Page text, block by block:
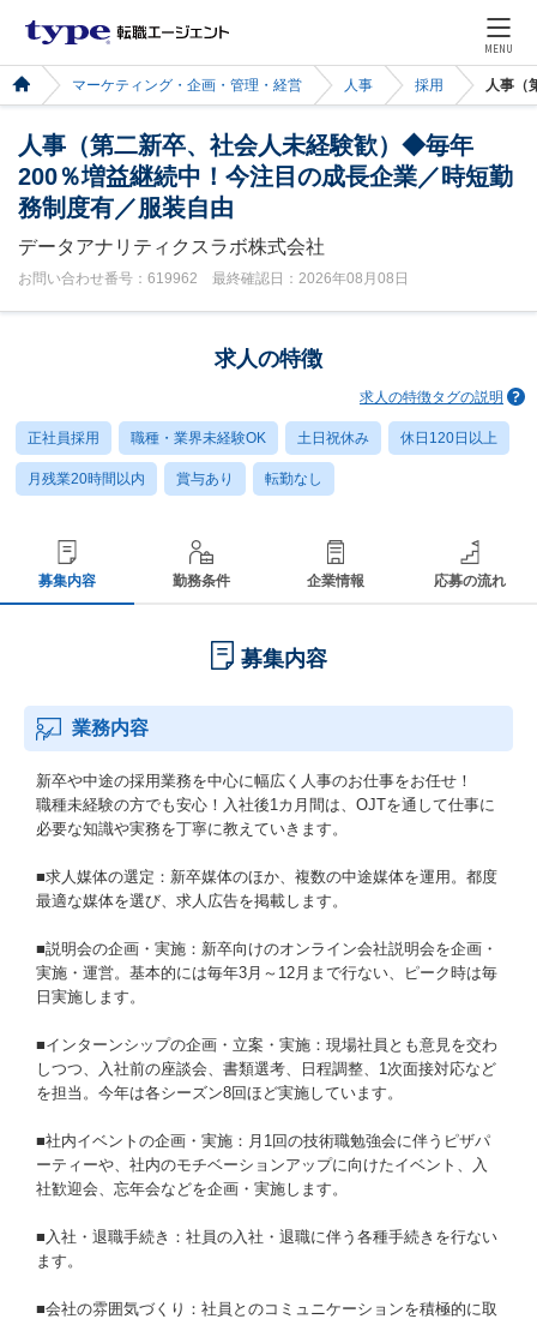
MENU
マーケティング・企画・管理・経営 人事 採用 人事（
人事（第二新卒、社会人未経験歓）◆毎年
200％増益継続中！今注目の成長企業／時短勤
務制度有／服装自由
データアナリティクスラボ株式会社
お問い合わせ番号：619962 最終確認日：2026年08月08日
求人の特徴
求人の特徴タグの説明
正社員採用 職種・業界未経験OK 土日祝休み 休日120日以上
月残業20時間以内 賞与あり 転勤なし
募集内容 勤務条件 企業情報 応募の流れ
募集内容
業務内容
新卒や中途の採用業務を中心に幅広く人事のお仕事をお任せ！
職種未経験の方でも安心！入社後1カ月間は、OJTを通して仕事に
必要な知識や実務を丁寧に教えていきます。
■求人媒体の選定：新卒媒体のほか、複数の中途媒体を運用。都度
最適な媒体を選び、求人広告を掲載します。
■説明会の企画・実施：新卒向けのオンライン会社説明会を企画・
実施・運営。基本的には毎年3月～12月まで行ない、ピーク時は毎
日実施します。
■インターンシップの企画・立案・実施：現場社員とも意見を交わ
しつつ、入社前の座談会、書類選考、日程調整、1次面接対応など
を担当。今年は各シーズン8回ほど実施しています。
■社内イベントの企画・実施：月1回の技術職勉強会に伴うピザパ
ーティーや、社内のモチベーションアップに向けたイベント、入
社歓迎会、忘年会などを企画・実施します。
■入社・退職手続き：社員の入社・退職に伴う各種手続きを行ない
ます。
■会社の雰囲気づくり：社員とのコミュニケーションを積極的に取